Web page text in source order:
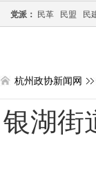
党派： 民革 民盟 民
杭州政协新闻网
银湖街